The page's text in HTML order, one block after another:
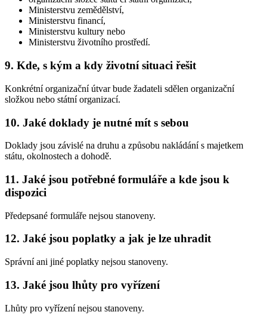
Ministerstvu zemědělství,
Ministerstvu financí,
Ministerstvu kultury nebo
Ministerstvu životního prostředí.
9. Kde, s kým a kdy životní situaci řešit
Konkrétní organizační útvar bude žadateli sdělen organizační
složkou nebo státní organizací.
10. Jaké doklady je nutné mít s sebou
Doklady jsou závislé na druhu a způsobu nakládání s majetkem
státu, okolnostech a dohodě.
11. Jaké jsou potřebné formuláře a kde jsou k
dispozici
Předepsané formuláře nejsou stanoveny.
12. Jaké jsou poplatky a jak je lze uhradit
Správní ani jiné poplatky nejsou stanoveny.
13. Jaké jsou lhůty pro vyřízení
Lhůty pro vyřízení nejsou stanoveny.